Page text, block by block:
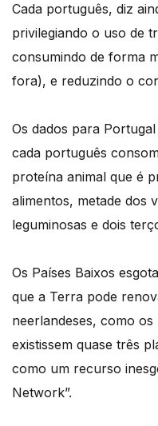
Cada português, diz
privilegiando o uso de
consumindo de forma
fora), e reduzindo o
Os dados para
cada português
proteína animal que é
alimentos, metade dos
leguminosas e dois
Os Países Baixos
que a Terra pode
neerlandeses, como
existissem quase três
como um recurso
Network”.